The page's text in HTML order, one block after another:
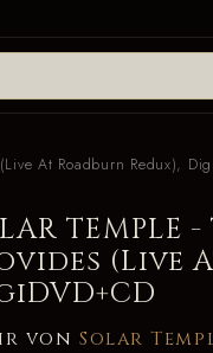
At Roadburn Redux),
(Live
von Solar